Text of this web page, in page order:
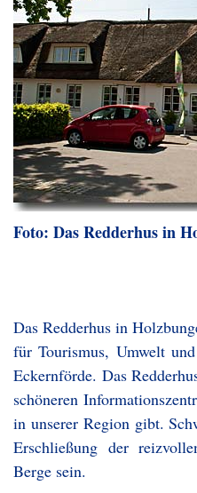
Foto: Das Redderhus in
Das Redderhus in
für Tourismus, Umwelt
Eckernförde. Das
schöneren
in unserer Region gibt.
Erschließung der
Berge sein.